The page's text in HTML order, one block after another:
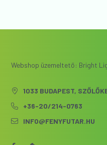
Webshop üzemeltető: Bright
1033 BUDAPEST,
+36-20/214-0763
INFO@FENYFUTAR.HU